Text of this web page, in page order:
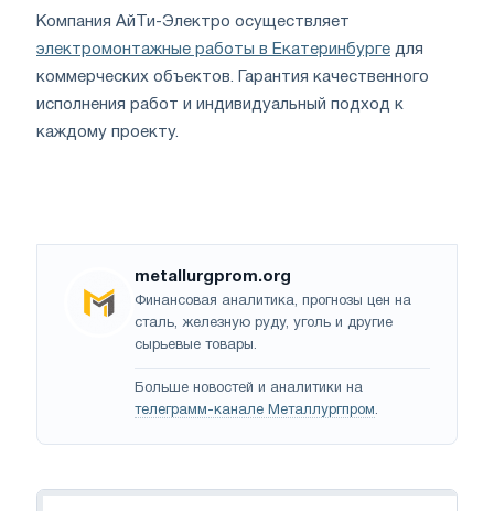
Компания АйТи-Электро осуществляет
электромонтажные работы в Екатеринбурге для
коммерческих объектов. Гарантия качественного
исполнения работ и индивидуальный подход к
каждому проекту.
metallurgprom.org
Финансовая аналитика, прогнозы цен на
сталь, железную руду, уголь и другие
сырьевые товары.
Больше новостей и аналитики на
телеграмм-канале Металлургпром.